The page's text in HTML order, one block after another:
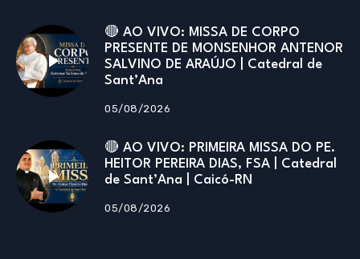
🔴 AO VIVO: MISSA DE CORPO
PRESENTE DE MONSENHOR ANTENOR
SALVINO DE ARAÚJO | Catedral de
Sant’Ana
05/08/2026
🔴 AO VIVO: PRIMEIRA MISSA DO PE.
HEITOR PEREIRA DIAS, FSA | Catedral
de Sant’Ana | Caicó-RN
05/08/2026